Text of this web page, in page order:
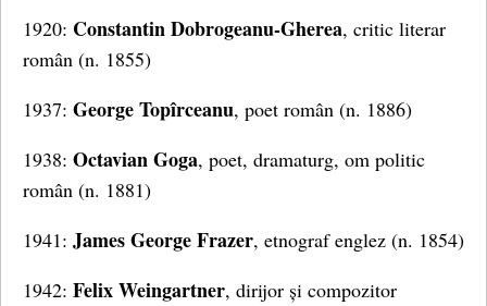
1920: Constantin Dobrogeanu-Gherea, critic literar
român (n. 1855)
1937: George Topîrceanu, poet român (n. 1886)
1938: Octavian Goga, poet, dramaturg, om politic
român (n. 1881)
1941: James George Frazer, etnograf englez (n. 1854)
1942: Felix Weingartner, dirijor și compozitor